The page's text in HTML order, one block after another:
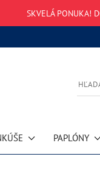
SKVELÁ PONUKA!
PAPLÓNY